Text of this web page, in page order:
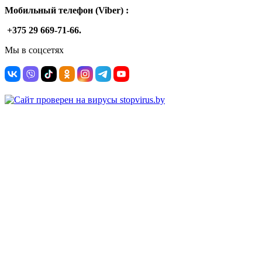
Мобильный телефон (Viber) :
+375 29 669-71-66.
Мы в соцсетях